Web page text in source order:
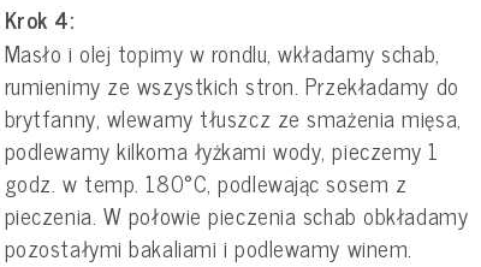
Krok 4:
Masło i olej topimy w rondlu, wkładamy schab,
rumienimy ze wszystkich stron. Przekładamy do
brytfanny, wlewamy tłuszcz ze smażenia mięsa,
podlewamy kilkoma łyżkami wody, pieczemy 1
godz. w temp. 180°C, podlewając sosem z
pieczenia. W połowie pieczenia schab obkładamy
pozostałymi bakaliami i podlewamy winem.